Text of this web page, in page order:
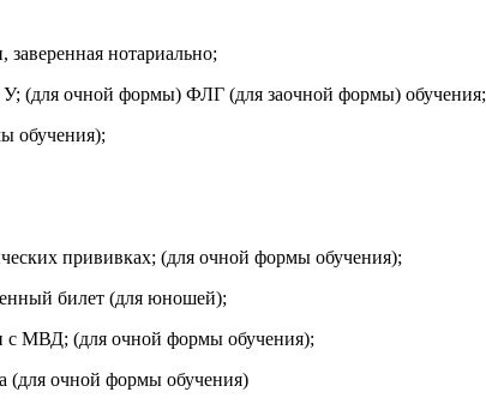
нотариально;
очной формы) ФЛГ (для заочной формы) обучения;
обучения);
прививках; (для очной формы обучения);
билет (для юношей);
МВД; (для очной формы обучения);
очной формы обучения)